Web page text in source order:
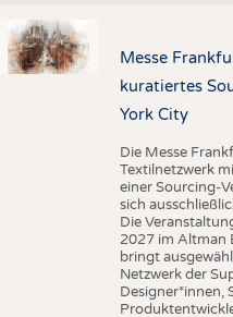
Messe
kuratiertes
York City
Die Messe
Textilnetzwerk
einer Sourcing-
sich
Die
2027 im Altman
bringt
Netzwerk der
Designer*innen,